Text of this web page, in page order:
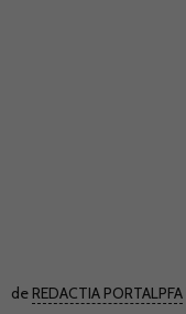
de REDACTIA PORTALPFA